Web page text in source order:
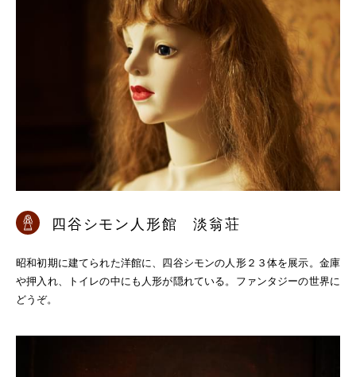
四谷シモン人形館 淡翁荘
昭和初期に建てられた洋館に、四谷シモンの人形２３体を展示。金庫
や押入れ、トイレの中にも人形が隠れている。ファンタジーの世界に
どうぞ。